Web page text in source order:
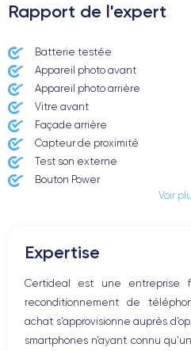
Dimensions et
Date de sortie
7/09/2022
Dimensions
OLED 6.1 pouces
Apple A16 Bionic
Nom GPU
GPU 5-core
Rapport de l'expert
Batterie testée
Appareil photo avant
Appareil photo arrière ​
Vitre avant ​
Façade arrière
Capteur de proximité
Test son externe
Bouton Power
Haut parleur
Bouton Home
Bluetooth
WiFi
Réseau
Voir
Expertise
Certideal est une
reconditionnement de
achat s’approvisionne auprès
smartphones n’ayant connu